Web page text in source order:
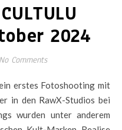
2024
No Comments
in den RawX-Studios bei
wurden unter anderem